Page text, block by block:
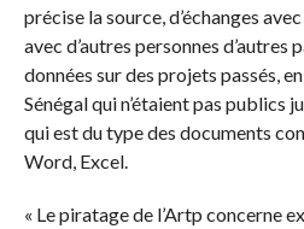
précise la source, d’échanges
avec d’autres personnes d’autres
données sur des projets passés,
Sénégal qui n’étaient pas publics
qui est du type des documents
Word, Excel.
« Le piratage de l’Artp concerne